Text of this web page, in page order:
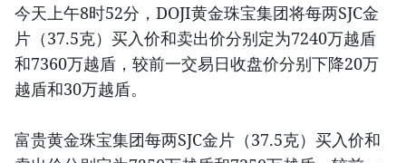
今天上午8时52分，DOJI黄金珠宝集团将每两SJC金
片（37.5克）买入价和卖出价分别定为7240万越盾
和7360万越盾，较前一交易日收盘价分别下降20万
越盾和30万越盾。
富贵黄金珠宝集团每两SJC金片（37.5克）买入价和